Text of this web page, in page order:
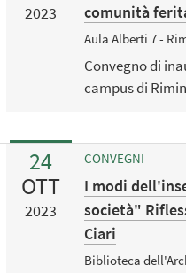
2023
comunità
Aula Alberti 7 -
Convegno di
campus di
24
OTT
2023
CONVEGNI
I modi
società"
Ciari
Biblioteca